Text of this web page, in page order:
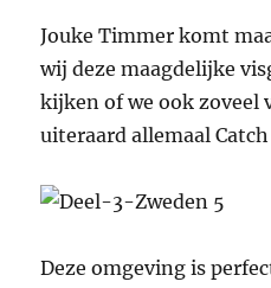
Jouke Timmer komt
wij deze maagdelijke
kijken of we ook zoveel
uiteraard allemaal Catch
Deze omgeving is